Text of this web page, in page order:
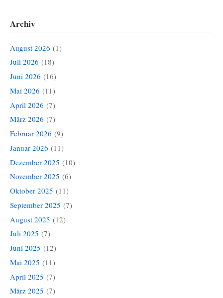
Archiv
August 2026 (1)
Juli 2026 (18)
Juni 2026 (16)
Mai 2026 (11)
April 2026 (7)
März 2026 (7)
Februar 2026 (9)
Januar 2026 (11)
Dezember 2025 (10)
November 2025 (6)
Oktober 2025 (11)
September 2025 (7)
August 2025 (12)
Juli 2025 (7)
Juni 2025 (12)
Mai 2025 (11)
April 2025 (7)
März 2025 (7)